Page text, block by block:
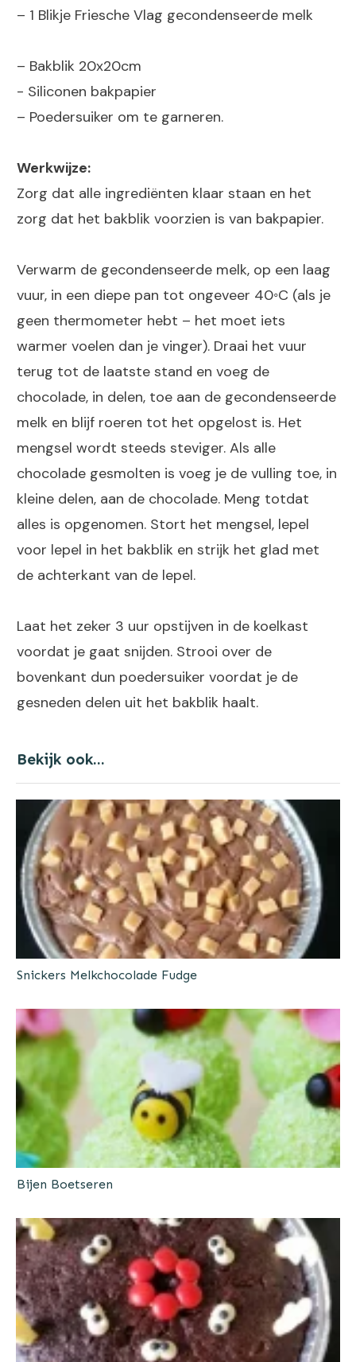
– 1 Blikje Friesche Vlag gecondenseerde melk
– Bakblik 20x20cm
- Siliconen bakpapier
– Poedersuiker om te garneren.
Werkwijze:
Zorg dat alle ingrediënten klaar staan en het
zorg dat het bakblik voorzien is van bakpapier.
Verwarm de gecondenseerde melk, op een laag
vuur, in een diepe pan tot ongeveer 40◦C (als je
geen thermometer hebt – het moet iets
warmer voelen dan je vinger). Draai het vuur
terug tot de laatste stand en voeg de
chocolade, in delen, toe aan de gecondenseerde
melk en blijf roeren tot het opgelost is. Het
mengsel wordt steeds steviger. Als alle
chocolade gesmolten is voeg je de vulling toe, in
kleine delen, aan de chocolade. Meng totdat
alles is opgenomen. Stort het mengsel, lepel
voor lepel in het bakblik en strijk het glad met
de achterkant van de lepel.
Laat het zeker 3 uur opstijven in de koelkast
voordat je gaat snijden. Strooi over de
bovenkant dun poedersuiker voordat je de
gesneden delen uit het bakblik haalt.
Bekijk ook...
Snickers Melkchocolade Fudge
Bijen Boetseren